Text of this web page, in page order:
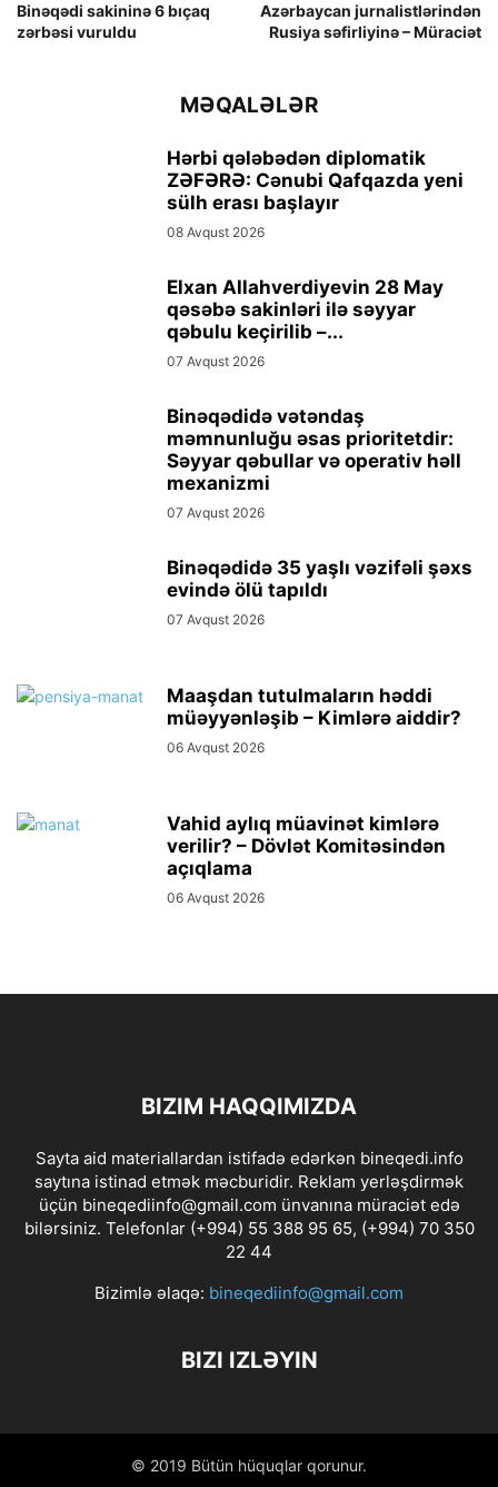
Binəqədi sakininə 6 bıçaq
zərbəsi vuruldu
Azərbaycan jurnalistlərindən
Rusiya səfirliyinə – Müraciət
MƏQALƏLƏR
Hərbi qələbədən diplomatik
ZƏFƏRƏ: Cənubi Qafqazda yeni
sülh erası başlayır
08 Avqust 2026
Elxan Allahverdiyevin 28 May
qəsəbə sakinləri ilə səyyar
qəbulu keçirilib –...
07 Avqust 2026
Binəqədidə vətəndaş
məmnunluğu əsas prioritetdir:
Səyyar qəbullar və operativ həll
mexanizmi
07 Avqust 2026
Binəqədidə 35 yaşlı vəzifəli şəxs
evində ölü tapıldı
07 Avqust 2026
Maaşdan tutulmaların həddi
müəyyənləşib – Kimlərə aiddir?
06 Avqust 2026
Vahid aylıq müavinət kimlərə
verilir? – Dövlət Komitəsindən
açıqlama
06 Avqust 2026
BIZIM HAQQIMIZDA
Sayta aid materiallardan istifadə edərkən bineqedi.info
saytına istinad etmək məcburidir. Reklam yerləşdirmək
üçün bineqediinfo@gmail.com ünvanına müraciət edə
bilərsiniz. Telefonlar (+994) 55 388 95 65, (+994) 70 350
22 44
Bizimlə əlaqə: bineqediinfo@gmail.com
BIZI IZLƏYIN
© 2019 Bütün hüquqlar qorunur.